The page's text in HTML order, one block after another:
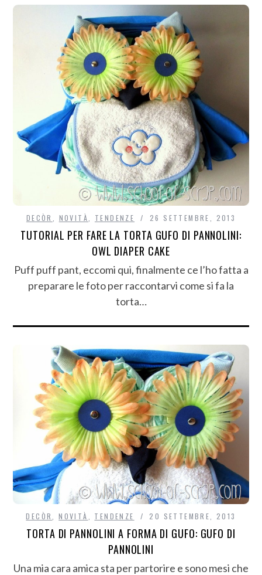
DECÒR NOVITÀ TENDENZE 26 SETTEMBRE, 2013
TUTORIAL PER FARE LA TORTA GUFO DI PANNOLINI:
OWL DIAPER CAKE
Puff puff pant, eccomi qui, finalmente ce l’ho fatta a
preparare le foto per raccontarvi come si fa la
torta…
DECÒR ,NOVITÀ TENDENZE 20 SETTEMBRE, 2013
TORTA DI PANNOLINI A FORMA DI GUFO: GUFO DI
PANNOLINI
Una mia cara amica sta per partorire e sono mesi che